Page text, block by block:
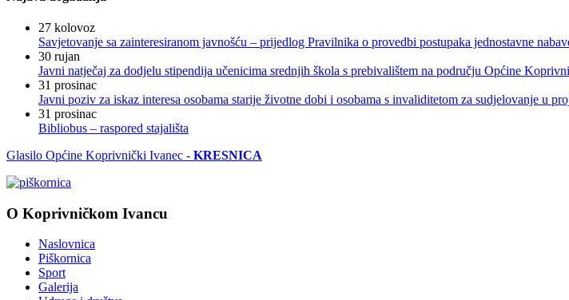
27 kolovoz
Savjetovanje sa zainteresiranom javnošću – prijedlog Pravilnika o provedbi postupaka jednostavne
30 rujan
Javni natječaj za dodjelu stipendija učenicima srednjih škola s prebivalištem na području Općine
31 prosinac
Javni poziv za iskaz interesa osobama starije životne dobi i osobama s invaliditetom za sudjelovanje u
31 prosinac
Bibliobus – raspored stajališta
Glasilo Općine Koprivnički Ivanec - KRESNICA
O Koprivničkom Ivancu
Naslovnica
Piškornica
Sport
Galerija